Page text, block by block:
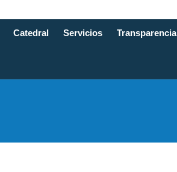
Catedral Servicios Transparencia